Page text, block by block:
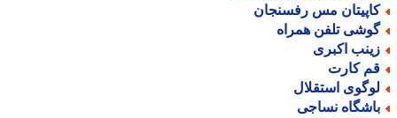
مس رفسنجان
تلفن همراه
اکبری
کارت
استقلال
نساجی